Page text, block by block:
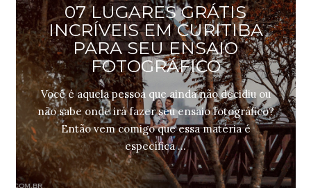
07 LUGARES GRÁTIS
INCRÍVEIS EM CURITIBA
PARA SEU ENSAIO
FOTOGRÁFICO
Você é aquela pessoa que ainda não decidiu ou
não sabe onde irá fazer seu ensaio fotográfico?
Então vem comigo que essa matéria é
específica ...